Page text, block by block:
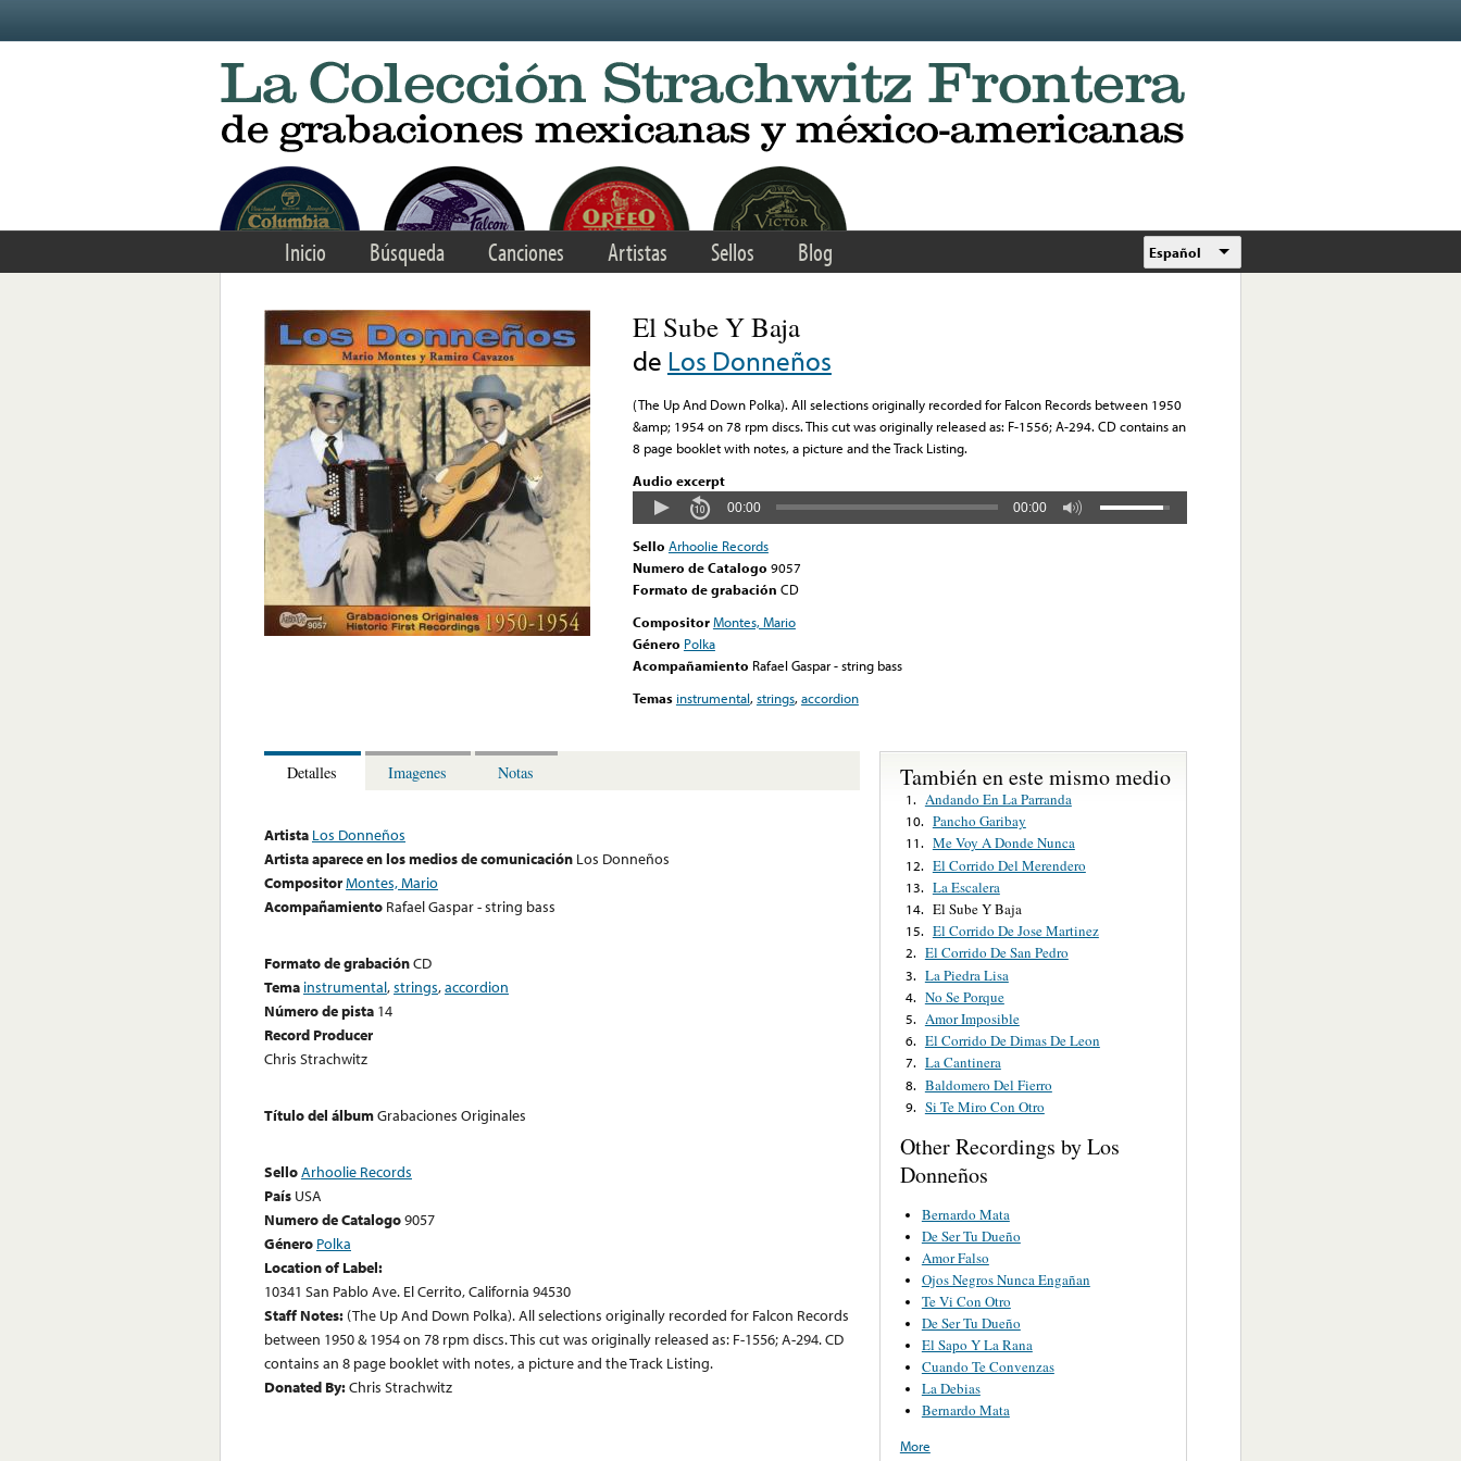
Inicio Búsqueda Canciones Artistas Sellos Blog Español
El Sube Y Baja
de Los Donneños
(The Up And Down Polka). All selections originally recorded for Falcon Records between 1950
&amp; 1954 on 78 rpm discs. This cut was originally released as: F-1556; A-294. CD contains an
8 page booklet with notes, a picture and the Track Listing.
Audio excerpt
00:00 00:00
Sello Arhoolie Records
Numero de Catalogo 9057
Formato de grabación CD
CompositorMontes, Mario
Género Polka
Acompañamiento Rafael Gaspar - string bass
Temas instrumental,strings,accordion
Detalles Imagenes Notas
Artista Los Donneños
Artista aparece en los medios de comunicación Los Donneños
CompositorMontes, Mario
Acompañamiento Rafael Gaspar - string bass
Formato de grabaciónCD
Tema instrumental,strings,accordion
Número de pista 14
Record Producer
Chris Strachwitz
Título del álbumGrabaciones Originales
SelloArhoolie Records
País USA
Numero de Catalogo9057
Género Polka
Location of Label:
10341 San Pablo Ave. El Cerrito, California 94530
Staff Notes: (The Up And Down Polka). All selections originally recorded for Falcon Records
between 1950 & 1954 on 78 rpm discs. This cut was originally released as: F-1556; A-294. CD
contains an 8 page booklet with notes, a picture and the Track Listing.
Donated By:Chris Strachwitz
También en este mismo medio
1. Andando En La Parranda
10. Pancho Garibay
11. Me Voy A Donde Nunca
12. El Corrido Del Merendero
13. La Escalera
14. El Sube Y Baja
15. El Corrido De Jose Martinez
2. El Corrido De San Pedro
3. La Piedra Lisa
4. No Se Porque
5. Amor Imposible
6. El Corrido De Dimas De Leon
7. La Cantinera
8. Baldomero Del Fierro
9. Si Te Miro Con Otro
Other Recordings by Los
Donneños
Bernardo Mata
De Ser Tu Dueño
Amor Falso
Ojos Negros Nunca Engañan
Te Vi Con Otro
De Ser Tu Dueño
El Sapo Y La Rana
Cuando Te Convenzas
La Debias
Bernardo Mata
More